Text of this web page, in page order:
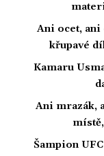
Ani ocet, ani
křupavé
Kamaru
Ani mrazák,
Šampion